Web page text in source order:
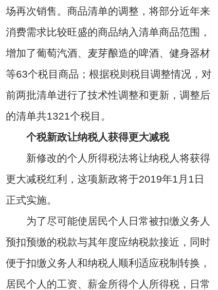
场再次销售。商品清单的调整，将部分近年来
消费需求比较旺盛的商品纳入清单商品范围，
增加了葡萄汽酒、麦芽酿造的啤酒、健身器材
等63个税目商品；根据税则税目调整情况，对
前两批清单进行了技术性调整和更新，调整后
的清单共1321个税目。
个税新政让纳税人获得更大减税
新修改的个人所得税法将让纳税人将获得
更大减税红利，这项新政将于2019年1月1日
正式实施。
为了尽可能使居民个人日常被扣缴义务人
预扣预缴的税款与其年度应纳税款接近，同时
便于扣缴义务人和纳税人顺利适应税制转换，
居民个人的工资、薪金所得个人所得税，日常